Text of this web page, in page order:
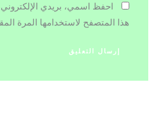
احفظ اسمي، بريدي
هذا المتصفح لاستخدامها المرة